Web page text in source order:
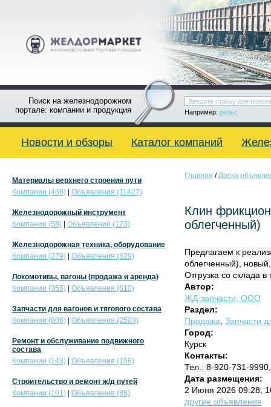
Поиск на железнодорожном
портале: компании и продукция
Например: рельс
Новости и обзоры Каталог компаний
Главная /Доска
Клин
облегченный)
Предлагаем к
облегченный),
Отгрузка со склада в
Автор:
ЖД-запчасти, ООО
Раздел:
Продажа Запчасти
Город:
Курск
Контакты:
Тел.: 8-920-731-
Дата размещения:
2 Июня 2026 09:28,
другие объявления
Материалы верхнего строения пути
Компании (469)
Объявления (11427)
Железнодорожный инструмент
Компании (58)
Объявления (173)
Железнодорожная техника, оборудование
Компании (279)
Объявления (629)
Локомотивы, вагоны (продажа и аренда)
Компании (355)
Объявления (610)
Запчасти для вагонов и тягового состава
Компании (806)
Объявления (2503)
Ремонт и обслуживание подвижного
состава
Компании (143)
Объявления (156)
Строительство и ремонт ж/д путей
Компании (101)
Объявления (88)